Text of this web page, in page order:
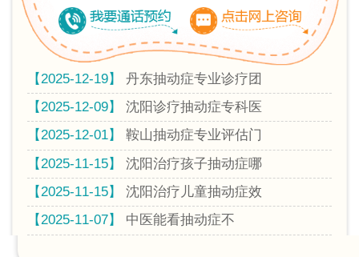
【2025-12-19】
丹东抽动症专业诊疗团
【2025-12-09】
沈阳诊疗抽动症专科医
【2025-12-01】
鞍山抽动症专业评估门
【2025-11-15】
沈阳治疗孩子抽动症哪
【2025-11-15】
沈阳治疗儿童抽动症效
【2025-11-07】
中医能看抽动症不